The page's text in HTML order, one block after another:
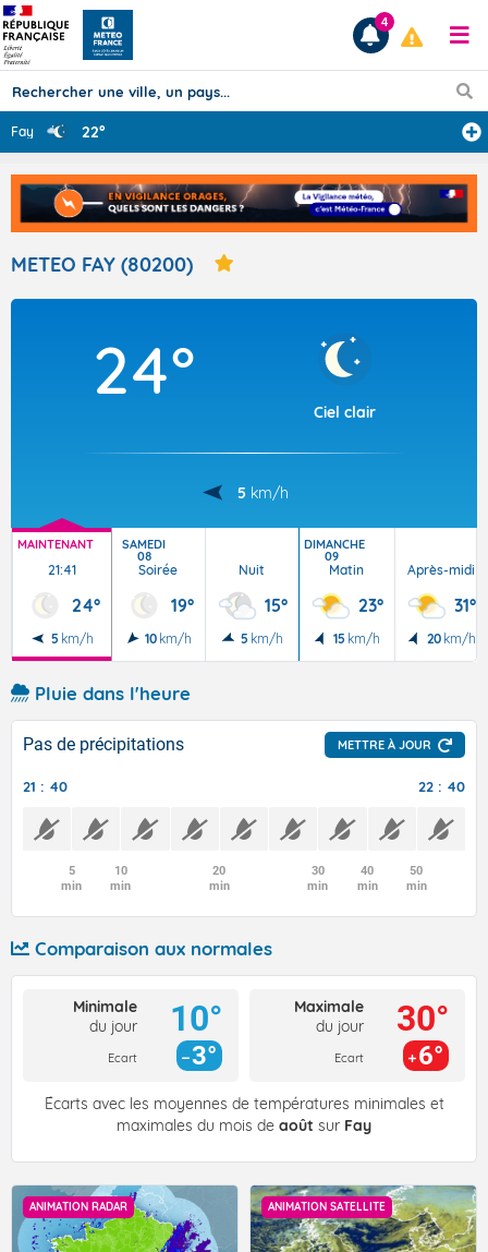
Prévisions
TOUS LES RÉSULTATS
Articles
4
Fay 22°
METEO FAY (80200)
24°
Ciel clair
5 km/h
MAINTENANT
21:41
24°
5 km/h
SAMEDI
08
Soirée
19°
10 km/h
Nuit
15°
5 km/h
DIMANCHE
09
Matin
23°
15 km/h
Après-midi
31°
20 km/h
Pluie dans l'heure
Pas de précipitations METTRE À JOUR
21 : 40 22 : 40
5
min
10
min
20
min
30
min
40
min
50
min
Comparaison aux normales
Minimale
du jour
Ecart
10°
3°
Maximale
du jour
Ecart
30°
6°
Écarts avec les moyennes de températures minimales et
maximales du mois de août sur Fay
ANIMATION RADAR ANIMATION SATELLITE